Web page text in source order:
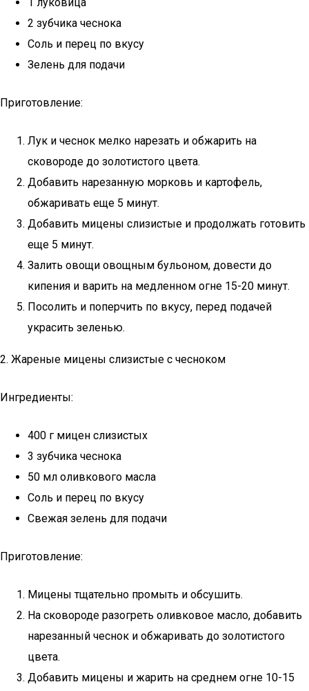
2 зубчика чеснока
Соль и перец по вкусу
Зелень для подачи
Приготовление:
Лук и чеснок мелко нарезать и обжарить на
сковороде до золотистого цвета.
Добавить нарезанную морковь и картофель,
обжаривать еще 5 минут.
Добавить мицены слизистые и продолжать готовить
еще 5 минут.
Залить овощи овощным бульоном, довести до
кипения и варить на медленном огне 15-20 минут.
Посолить и поперчить по вкусу, перед подачей
украсить зеленью.
2. Жареные мицены слизистые с чесноком
Ингредиенты:
400 г мицен слизистых
3 зубчика чеснока
50 мл оливкового масла
Соль и перец по вкусу
Свежая зелень для подачи
Приготовление:
Мицены тщательно промыть и обсушить.
На сковороде разогреть оливковое масло, добавить
нарезанный чеснок и обжаривать до золотистого
цвета.
Добавить мицены и жарить на среднем огне 10-15